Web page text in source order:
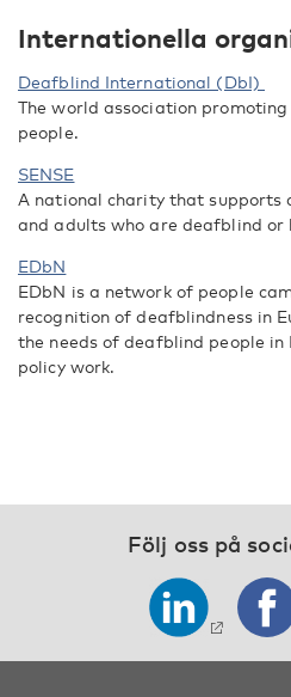
Internationella
Deafblind International (DbI)
The world association
people.
SENSE
A national charity that supports
and adults who are deafblind or
EDbN
EDbN is a network of people
recognition of deafblindness in
the needs of deafblind people in
policy work.
Följ oss på